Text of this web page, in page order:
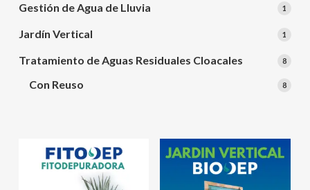
Gestión de Agua de Lluvia 1
Jardín Vertical 1
Tratamiento de Aguas Residuales Cloacales 88
Con Reuso 88